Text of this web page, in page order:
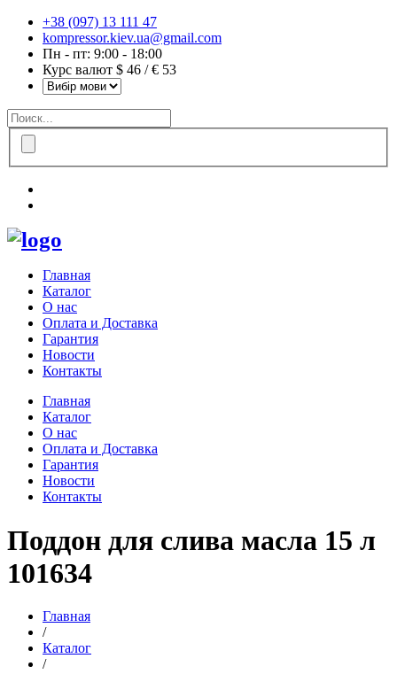
+38 (097) 13 111 47
kompressor.kiev.ua@gmail.com
Пн - пт: 9:00 - 18:00
Курс валют $ 46 / € 53
Главная
Каталог
О нас
Оплата и Доставка
Гарантия
Новости
Контакты
Главная
Каталог
О нас
Оплата и Доставка
Гарантия
Новости
Контакты
Поддон для слива масла 15 л
101634
Главная
/
Каталог
/